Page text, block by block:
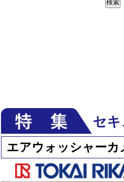
セ
エアウォッシャーカ